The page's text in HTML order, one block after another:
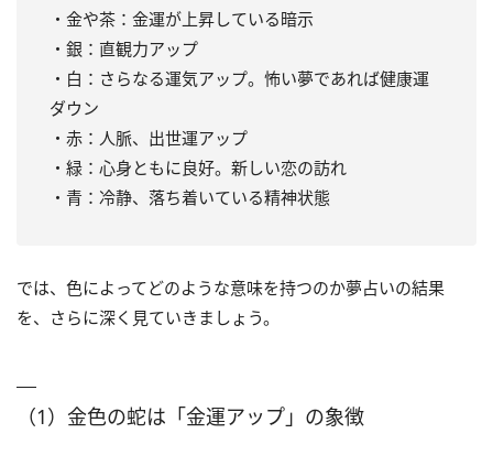
・金や茶：金運が上昇している暗示
・銀：直観力アップ
・白：さらなる運気アップ。怖い夢であれば健康運
ダウン
・赤：人脈、出世運アップ
・緑：心身ともに良好。新しい恋の訪れ
・青：冷静、落ち着いている精神状態
では、色によってどのような意味を持つのか夢占いの結果
を、さらに深く見ていきましょう。
（1）金色の蛇は「金運アップ」の象徴